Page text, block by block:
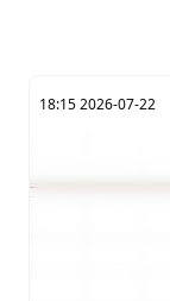
2026-07-22 18:15